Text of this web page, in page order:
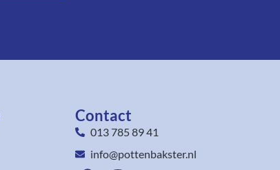
Contact
013 785 89 41
info@pottenbakster.nl